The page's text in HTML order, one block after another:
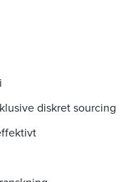
diskret sourcing